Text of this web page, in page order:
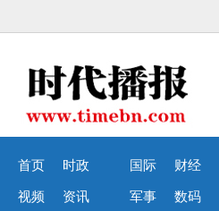
首页 时政
视频 资讯
国际 财经
军事 数码